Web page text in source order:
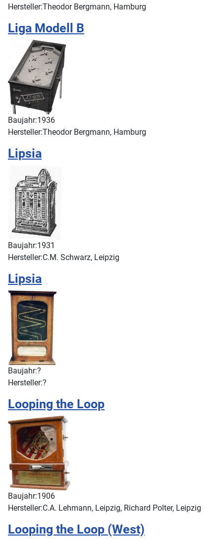
Hersteller:Theodor Bergmann, Hamburg
Liga Modell B
Baujahr:1936
Hersteller:Theodor Bergmann, Hamburg
Lipsia
Baujahr:1931
Hersteller:C.M. Schwarz, Leipzig
Lipsia
Baujahr:?
Hersteller:?
Looping the Loop
Baujahr:1906
Hersteller:C.A. Lehmann, Leipzig, Richard Polter, Leipzig
Looping the Loop (West)